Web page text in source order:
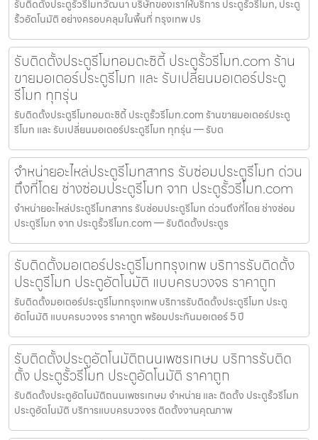
รับติดตั้งประตูรั้วรีโมทวัฒนา บริษัทของเราให้บริการ ประตูรั้วรีโมท, ประตู
รั้วอัตโนมัติ อย่างครอบคลุมในพื้นที่ กรุงเทพ ปร
รับติดตั้งประตูรีโมทอมตะซิตี้ ประตูรั้วรีโมท.com ร้าน
ขายมอเตอร์ประตูรีโมท และ รับเปลี่ยนมอเตอร์ประตู
รีโมท ทุกรุ่น
รับติดตั้งประตูรีโมทอมตะซิตี้ ประตูรั้วรีโมท.com ร้านขายมอเตอร์ประตู
รีโมท และ รับเปลี่ยนมอเตอร์ประตูรีโมท ทุกรุ่น — รับต
จำหน่ายอะไหล่ประตูรีโมทสาทร รับซ่อมประตูรีโมท ด่วน
ถึงที่โดย ช่างซ่อมประตูรีโมท จาก ประตูรั้วรีโมท.com
จำหน่ายอะไหล่ประตูรีโมทสาทร รับซ่อมประตูรีโมท ด่วนถึงที่โดย ช่างซ่อม
ประตูรีโมท จาก ประตูรั้วรีโมท.com — รับติดตั้งประตูร
รับติดตั้งมอเตอร์ประตูรีโมทกรุงเทพ บริการรับติดตั้ง
ประตูรีโมท ประตูอัตโนมัติ แบบครบวงจร ราคาถูก
รับติดตั้งมอเตอร์ประตูรีโมทกรุงเทพ บริการรับติดตั้งประตูรีโมท ประตู
อัตโนมัติ แบบครบวงจร ราคาถูก พร้อมประกันมอเตอร์ 5 ปี
รับติดตั้งประตูอัตโนมัติถนนเพชรเกษม บริการรับติด
ตั้ง ประตูรั้วรีโมท ประตูอัตโนมัติ ราคาถูก
รับติดตั้งประตูอัตโนมัติถนนเพชรเกษม จำหน่าย และ ติดตั้ง ประตูรั้วรีโมท
ประตูอัตโนมัติ บริการแบบครบวงจร ติดตั้งงานคุณภาพ